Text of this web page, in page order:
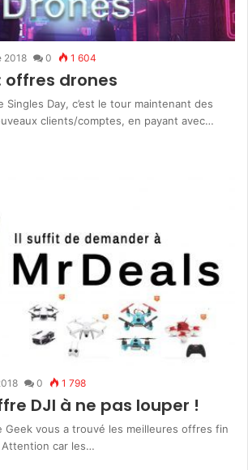
2018 0 1 604
offres drones
Singles Day, c’est le tour maintenant des
clients/comptes, en payant avec…
0 1 798
DJI à ne pas louper !
Geek vous a trouvé les meilleures offres fin
car les…